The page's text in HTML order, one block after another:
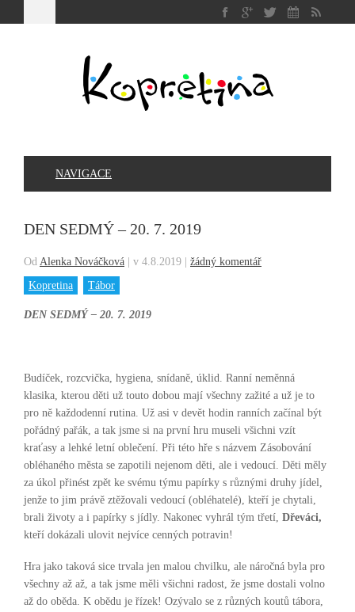
NAVIGACE
DEN SEDMÝ – 20. 7. 2019
Od Alenka Nováčková v 4.8.2019
žádný komentář
Kopretina
Tábor
DEN SEDMÝ – 20. 7. 2019
Budíček, rozcvička, hygiena, snídaně, úklid. Ranní neměnná
klasika, kterou děti už touto dobou mají všechny zažité a už je to
pro ně každodenní rutina. Už asi v devět hodin ranních začínal být
pořádný pařák, a tak jsme si na první hru museli všichni vzít
kraťasy a lehké letní oblečení. Při této hře s názvem Zásobování
obléhaného města se zapotili nejenom děti, ale i vedoucí. Děti měly
za úkol přinést zpět ke svému týmu papírky s různými druhy jídel,
jenže to jim právě ztěžovali vedoucí (obléhatelé), kteří je chytali,
brali životy a i papírky s jídly. Nakonec vyhrál tým třetí, Dřeváci,
kteří dokázali ulovit nejvíce cenných potravin!
Hra jako taková sice trvala jen malou chvilku, ale náročná byla pro
všechny až až, a tak jsme měli všichni radost, že jsme dostali volno
až do oběda. K obědu je řízek! Ozývalo se z různých koutů tábora,